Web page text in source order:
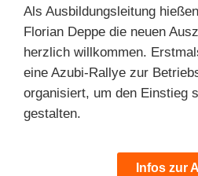
Als Ausbildungsleitung
Florian Deppe die neuen
herzlich willkommen.
eine Azubi-Rallye zur
organisiert, um den Einstieg
gestalten.
Infos zur